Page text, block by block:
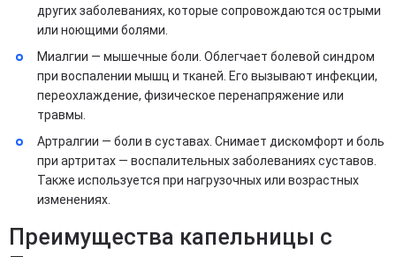
других заболеваниях, которые сопровождаются острыми
или ноющими болями.
Миалгии — мышечные боли. Облегчает болевой синдром
при воспалении мышц и тканей. Его вызывают инфекции,
переохлаждение, физическое перенапряжение или
травмы.
Артралгии — боли в суставах. Снимает дискомфорт и боль
при артритах — воспалительных заболеваниях суставов.
Также используется при нагрузочных или возрастных
изменениях.
Преимущества капельницы с